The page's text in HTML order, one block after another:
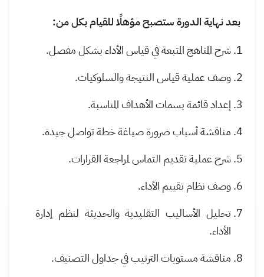
بعد نهاية الدورة ستصبح مؤهلًا للقيام بكل من:
شرح المناهج المتبعة في قياس الأداء بشكل مفصل.
وصف عملية قياس النتيجة والسلوكيات.
إعداد قائمة بسمات الأهداف المناسبة.
مناقشة أسباب ضرورة صياغة خطة تواصل جيدة.
شرح عملية تقديم التماس لمراجعة القرارات.
وصف نظام تقييم الأداء.
تحليل الأساليب التقليدية والحديثة لنظم إدارة
الأداء.
مناقشة مستويات الترتيب في جداول التصنيف.